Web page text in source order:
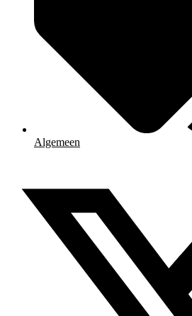
Algemeen